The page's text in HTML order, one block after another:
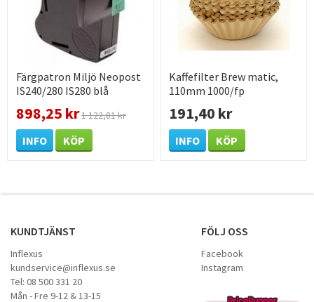
Färgpatron Miljö Neopost
IS240/280 IS280 blå
898,25 kr1 122,81 kr
INFO KÖP
Kaffefilter Brew matic,
110mm 1000/fp
191,40 kr
INFO KÖP
KUNDTJÄNST
Inflexus
kundservice@inflexus.se
Tel: 08 500 331 20
Mån - Fre 9-12 & 13-15
FÖLJ OSS
Facebook
Instagram